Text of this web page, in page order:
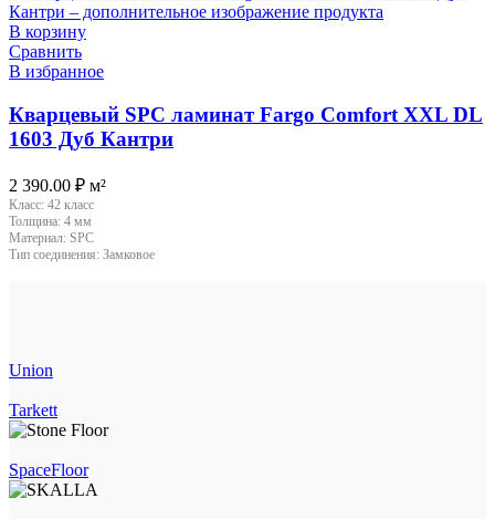
В корзину
Сравнить
В избранное
Кварцевый SPC ламинат Fargo Comfort XXL DL
1603 Дуб Кантри
2 390.00 ₽ м²
Класс: 42 класс
Толщина: 4 мм
Материал: SPC
Тип соединения: Замковое
Union
Tarkett
SpaceFloor